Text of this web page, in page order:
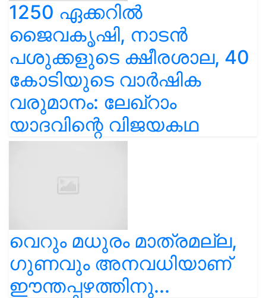
1250 ഏക്കറിൽ
ജൈവകൃഷി, നാടൻ
പശുക്കളുടെ ക്ഷീരശാല, 40
കോടിയുടെ വാർഷിക
വരുമാനം: ലേഖ്‌റാം
യാദവിന്റെ വിജയകഥ
വെറും മധുരം മാത്രമല്ല,
ഗുണവും അനവധിയാണ്
ഈന്തപ്പഴത്തിനു...